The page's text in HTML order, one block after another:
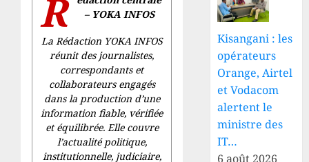
R
– YOKA INFOS
La Rédaction YOKA INFOS
réunit des journalistes,
correspondants et
collaborateurs engagés
dans la production d’une
information fiable, vérifiée
et équilibrée. Elle couvre
l’actualité politique,
institutionnelle, judiciaire,
Kisangani : les
opérateurs
Orange, Airtel
et Vodacom
alertent le
ministre des
IT…
6 août 2026